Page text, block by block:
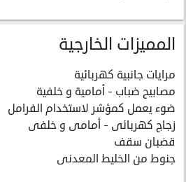
المميزات الخارجية
مرايات جانبية كهربائية
مصابيح ضباب - أمامية و خلفية
ضوء يعمل كمؤشر لاستخدام الفرامل
زجاج كهربائى - أمامى و خلفى
قضبان سقف
جنوط من الخليط المعدنى